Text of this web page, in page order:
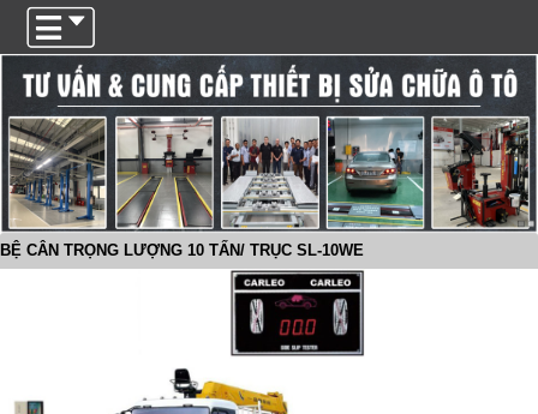
BỆ CÂN TRỌNG LƯỢNG 10 TẤN/ TRỤC SL-10WE